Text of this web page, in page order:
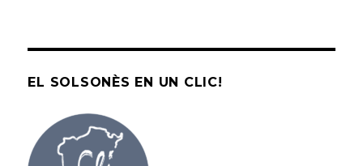
EL SOLSONÈS EN UN CLIC!